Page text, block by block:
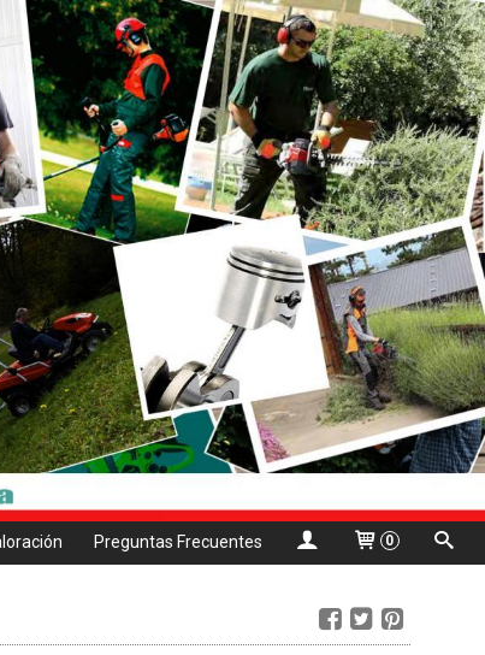
Preguntas Frecuentes 0